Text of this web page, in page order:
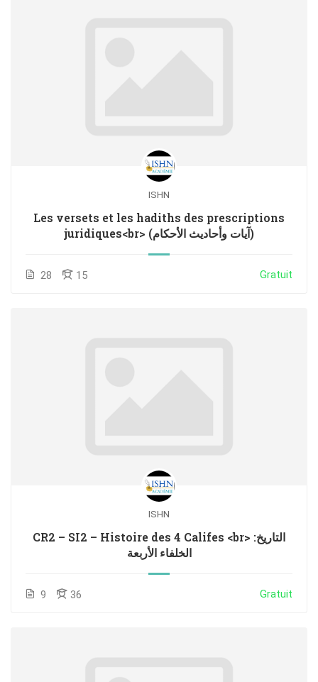
ISHN
Les versets et les hadiths des prescriptions
juridiques<br> (آيات وأحاديث الأحكام)
28 15 Gratuit
ISHN
CR2 – SI2 – Histoire des 4 Califes <br> التاريخ:
الخلفاء الأربعة
9 36 Gratuit